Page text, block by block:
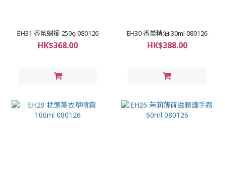
EH31 香氛蠟燭 250g 080126
HK$368.00
EH30 香薰精油 30ml 080126
HK$388.00